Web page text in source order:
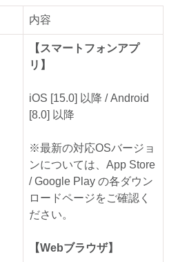
内容
【スマートフォンアプ
リ】
iOS [15.0] 以降 / Android
[8.0] 以降
※最新の対応OSバージョ
ンについては、App Store
/ Google Play の各ダウン
ロードページをご確認く
ださい。
【Webブラウザ】